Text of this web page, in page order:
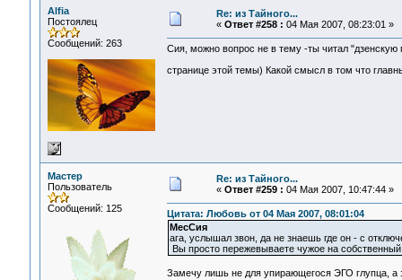
Alfia
Постоялец
Сообщений: 263
Re: из Тайного...
« Ответ #258 : 04 Мая 2007, 08:23:01 »
Сия, можно вопрос не в тему -ты читал
странице этой темы) Какой смысл в том что
Мастер
Пользователь
Сообщений: 125
Re: из Тайного...
« Ответ #259 : 04 Мая 2007, 10:47:44 »
Цитата: Любовь от 04 Мая 2007, 08:01:04
МесСия
ага, услышал звон, да не знаешь где он - с
Вы просто пережевываете чужое на
Замечу лишь не для упирающегося ЭГО глупца, а